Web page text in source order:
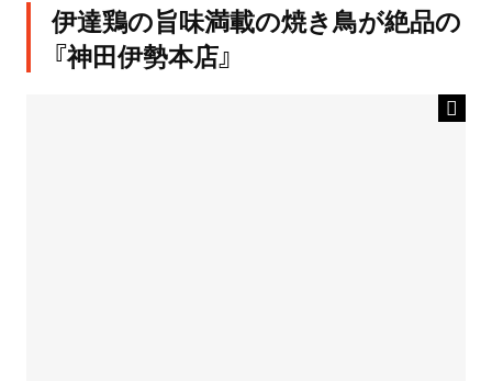
伊達鶏の旨味満載の焼き鳥が絶品の
『神田伊勢本店』